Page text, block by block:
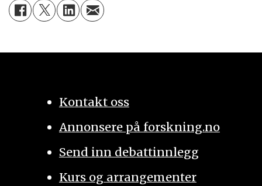
Kontakt oss
Annonsere på forskning.no
Send inn debattinnlegg
Kurs og arrangementer